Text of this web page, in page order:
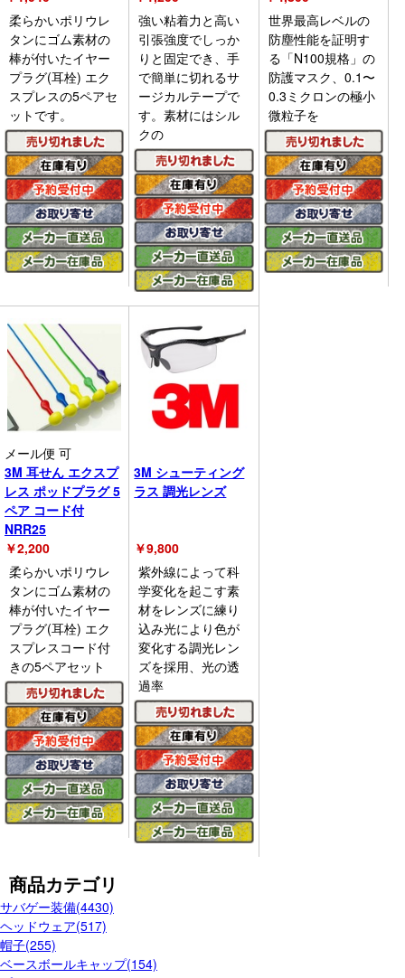
柔らかいポリウレ
タンにゴム素材の
棒が付いたイヤー
プラグ(耳栓) エク
スプレスの5ペアセ
ットです。
強い粘着力と高い
引張強度でしっか
りと固定でき、手
で簡単に切れるサ
ージカルテープで
す。素材にはシル
クの
世界最高レベルの
防塵性能を証明す
る「N100規格」の
防護マスク、0.1〜
0.3ミクロンの極小
微粒子を
メール便 可
3M 耳せん エクスプ
レス ポッドプラグ 5
ペア コード付
NRR25
￥2,200
柔らかいポリウレ
タンにゴム素材の
棒が付いたイヤー
プラグ(耳栓) エク
スプレスコード付
きの5ペアセット
3M シューティング
ラス 調光レンズ
￥9,800
紫外線によって科
学変化を起こす素
材をレンズに練り
込み光により色が
変化する調光レン
ズを採用、光の透
過率
商品カテゴリ
サバゲー装備(4430)
ヘッドウェア(517)
帽子(255)
ベースボールキャップ(154)